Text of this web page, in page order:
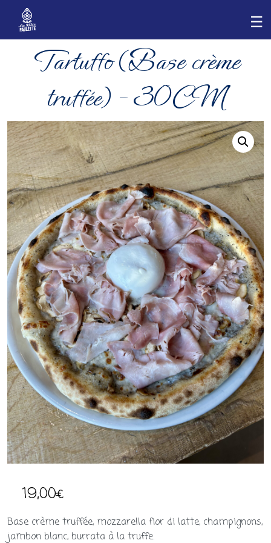
Tartuffo (Base crème
truffée) – 30CM
19,00€
Base crème truffée, mozzarella fior di latte, champignons,
jambon blanc, burrata à la truffe.